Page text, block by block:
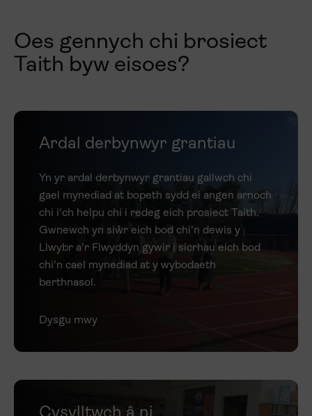
Oes gennych chi brosiect
Taith byw eisoes?
Ardal derbynwyr grantiau
Yn yr ardal derbynwyr grantiau gallwch chi
gael mynediad at bopeth sydd ei angen arnoch
chi i'ch helpu chi i redeg eich prosiect Taith.
Gwnewch yn siŵr eich bod chi'n dewis y
Llwybr a'r Flwyddyn gywir i sicrhau eich bod
chi'n cael mynediad at y wybodaeth
berthnasol.
Dysgu mwy